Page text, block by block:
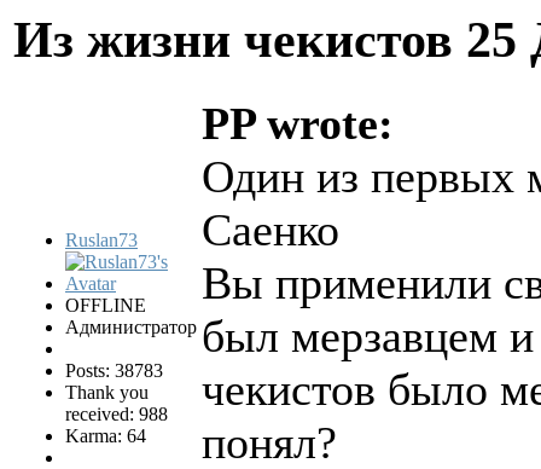
Из жизни чекистов 25
Ruslan73
OFFLINE
Администратор
Posts: 38783
Thank you
received: 988
Karma: 64
PP wrote:
Один из первых
Саенко
Вы применили
был мерзавцем
чекистов было
понял?